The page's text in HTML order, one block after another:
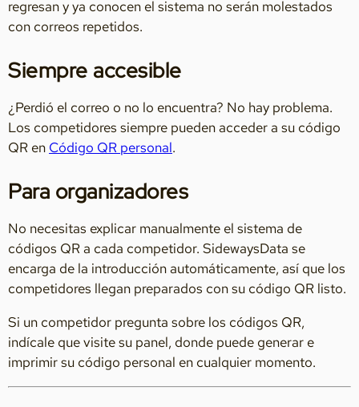
regresan y ya conocen el sistema no serán molestados
con correos repetidos.
Siempre accesible
¿Perdió el correo o no lo encuentra? No hay problema.
Los competidores siempre pueden acceder a su código
QR en Código QR personal.
Para organizadores
No necesitas explicar manualmente el sistema de
códigos QR a cada competidor. SidewaysData se
encarga de la introducción automáticamente, así que los
competidores llegan preparados con su código QR listo.
Si un competidor pregunta sobre los códigos QR,
indícale que visite su panel, donde puede generar e
imprimir su código personal en cualquier momento.